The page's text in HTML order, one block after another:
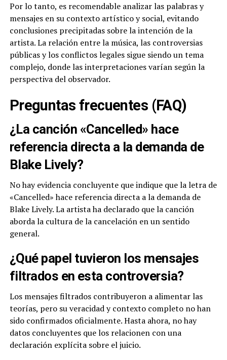
Por lo tanto, es recomendable analizar las palabras y
mensajes en su contexto artístico y social, evitando
conclusiones precipitadas sobre la intención de la
artista. La relación entre la música, las controversias
públicas y los conflictos legales sigue siendo un tema
complejo, donde las interpretaciones varían según la
perspectiva del observador.
Preguntas frecuentes (FAQ)
¿La canción «Cancelled» hace
referencia directa a la demanda de
Blake Lively?
No hay evidencia concluyente que indique que la letra de
«Cancelled» hace referencia directa a la demanda de
Blake Lively. La artista ha declarado que la canción
aborda la cultura de la cancelación en un sentido
general.
¿Qué papel tuvieron los mensajes
filtrados en esta controversia?
Los mensajes filtrados contribuyeron a alimentar las
teorías, pero su veracidad y contexto completo no han
sido confirmados oficialmente. Hasta ahora, no hay
datos concluyentes que los relacionen con una
declaración explícita sobre el juicio.